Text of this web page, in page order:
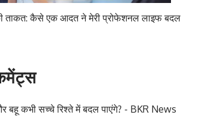
ताकत: कैसे एक आदत ने मेरी प्रोफेशनल लाइफ बदल
बहू कभी सच्चे रिश्ते में बदल पाएंगे? - BKR News